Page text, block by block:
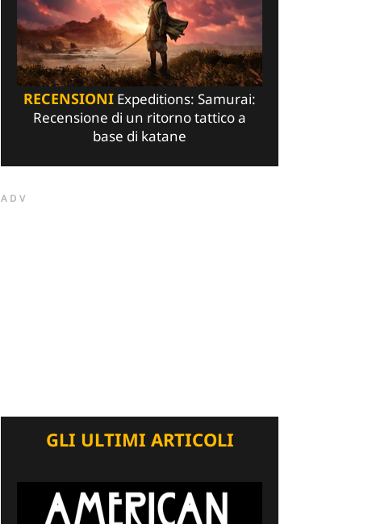
RECENSIONI Expeditions: Samurai:
Recensione di un ritorno tattico a
base di katane
ADV
GLI ULTIMI ARTICOLI